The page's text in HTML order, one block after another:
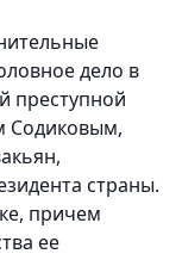
дело в
преступной
Содиковым,
страны.
причем
ее